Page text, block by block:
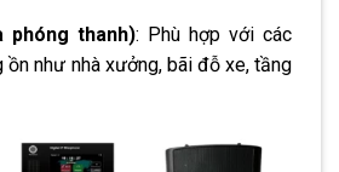
phóng thanh): Phù hợp với các
ồn như nhà xưởng, bãi đỗ xe, tầng